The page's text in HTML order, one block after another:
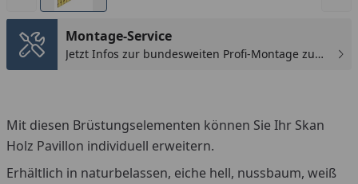
Montage-Service
Jetzt Infos zur bundesweiten Profi-Montage zum
Mit diesen Brüstungselementen können Sie Ihr Skan
Holz Pavillon individuell erweitern.
Erhältlich in naturbelassen, eiche hell, nussbaum, weiß